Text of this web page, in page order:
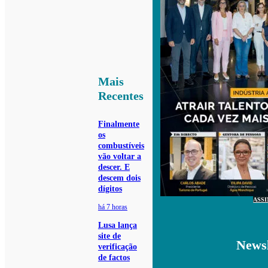
Mais
Recentes
Finalmente
os
combustíveis
vão voltar a
descer. E
descem dois
dígitos
há 7 horas
Lusa lança
site de
verificação
de factos